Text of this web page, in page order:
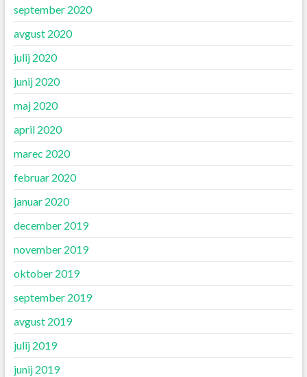
september 2020
avgust 2020
julij 2020
junij 2020
maj 2020
april 2020
marec 2020
februar 2020
januar 2020
december 2019
november 2019
oktober 2019
september 2019
avgust 2019
julij 2019
junij 2019